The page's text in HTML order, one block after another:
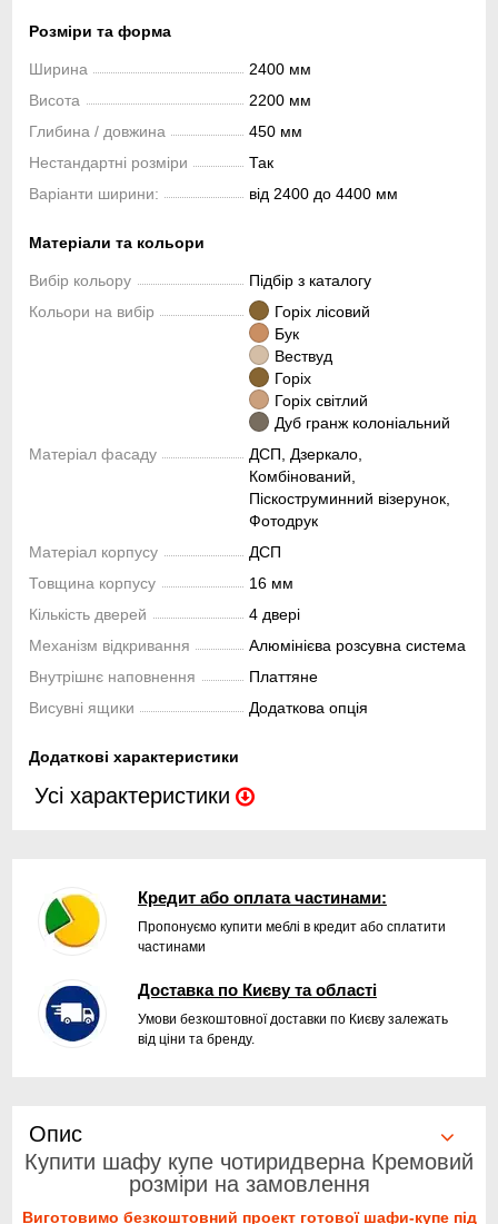
Розміри та форма
Ширина
2400 мм
Висота
2200 мм
Глибина / довжина
450 мм
Нестандартні розміри
Так
Варіанти ширини:
від 2400 до 4400 мм
Матеріали та кольори
Вибір кольору
Підбір з каталогу
Кольори на вибір
Горіх лісовий
Бук
Вествуд
Горіх
Горіх світлий
Дуб гранж колоніальний
Матеріал фасаду
ДСП, Дзеркало,
Комбінований,
Піскоструминний візерунок,
Фотодрук
Матеріал корпусу
ДСП
Товщина корпусу
16 мм
Кількість дверей
4 двері
Механізм відкривання
Алюмінієва розсувна система
Внутрішнє наповнення
Платтяне
Висувні ящики
Додаткова опція
Додаткові характеристики
Усі характеристики
Кредит або оплата частинами:
Пропонуємо купити меблі в кредит або сплатити
частинами
Доставка по Києву та області
Умови безкоштовної доставки по Києву залежать
від ціни та бренду.
Опис
Купити шафу купе чотиридверна Кремовий
розміри на замовлення
Виготовимо безкоштовний проект готової шафи-купе під